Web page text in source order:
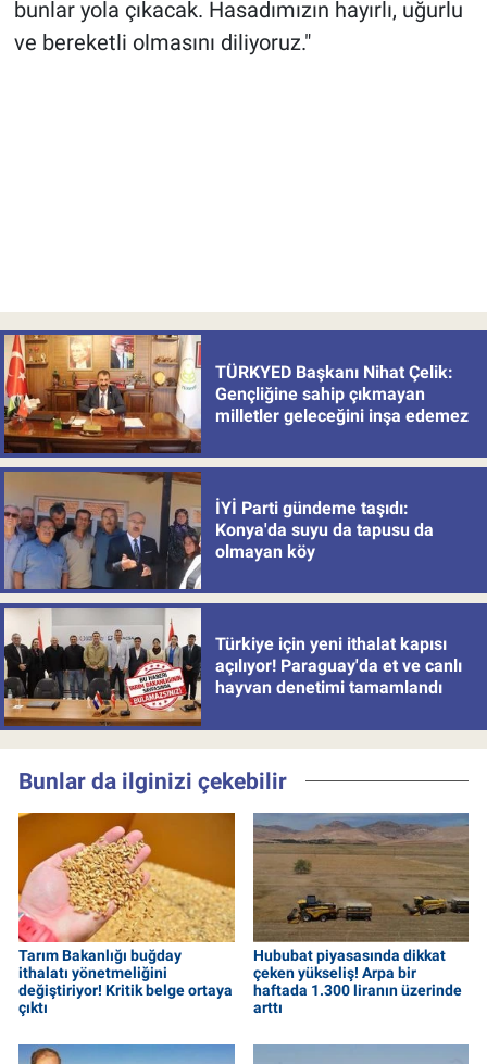
bunlar yola çıkacak. Hasadımızın hayırlı, uğurlu
ve bereketli olmasını diliyoruz."
TÜRKYED Başkanı Nihat Çelik:
Gençliğine sahip çıkmayan
milletler geleceğini inşa edemez
İYİ Parti gündeme taşıdı:
Konya'da suyu da tapusu da
olmayan köy
Türkiye için yeni ithalat kapısı
açılıyor! Paraguay'da et ve canlı
hayvan denetimi tamamlandı
Bunlar da ilginizi çekebilir
Tarım Bakanlığı buğday
ithalatı yönetmeliğini
değiştiriyor! Kritik belge ortaya
çıktı
Hububat piyasasında dikkat
çeken yükseliş! Arpa bir
haftada 1.300 liranın üzerinde
arttı